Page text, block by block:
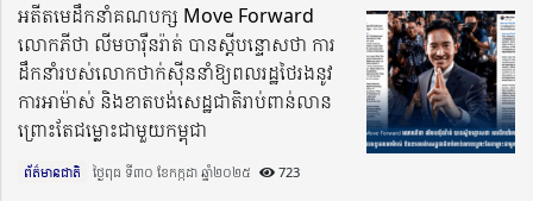
អតីតមេដឹកនាំគណបក្ស Move Forward
លោកភីថា លីមចារ៉ឺនរ៉ាត់ បានស្តីបន្ទោសថា ការ
ដឹកនាំរបស់លោកថាក់ស៉ីននាំឱ្យព​លរដ្ឋថៃរងនូវ
ការអាម៉ាស់ និងខាតបង់សេដ្ឋជាតិរាប់ពាន់លាន
ព្រោះតែជម្លោះជាមួយកម្ពុជា
ព័ត៌មានជាតិ ថ្ងៃពុធ ទី៣០ ខែកក្កដា ឆ្នាំ២០២៥​ 723